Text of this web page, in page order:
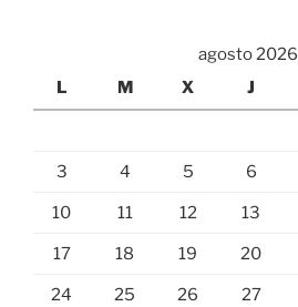
agosto 2026
L
M X J
3 4 5 6
10 11 12 13
17 18 19 20
24 25 26 27